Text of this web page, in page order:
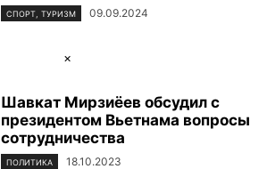
СПОРТ, ТУРИЗМ 09.09.2024
×
Шавкат Мирзиёев обсудил с
президентом Вьетнама вопросы
сотрудничества
ПОЛИТИКА 18.10.2023